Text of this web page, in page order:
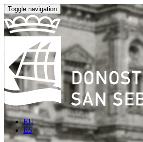
Toggle navigation
EU
ES